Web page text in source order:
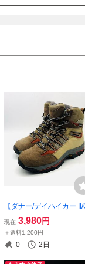
【ダナー/デイハイカー II/
RE-TEX搭載】高級天然皮
トレッキングブーツ！登山
靴/ビブラムソール搭載/ベ
ジュ/24.5/衝撃プライス！
0
現在 3,980円
＋送料1,200円
0 2日